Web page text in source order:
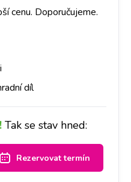
cenu. Doporučujeme.
díl
Tak se stav hned:
Rezervovat termín